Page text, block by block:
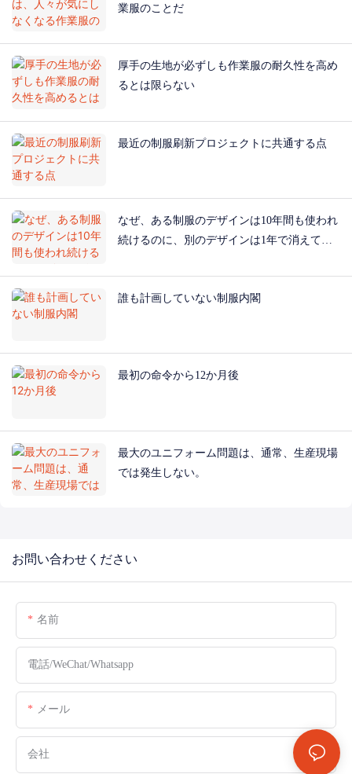
業服のことだ
厚手の生地が必ずしも作業服の耐久性を高め
るとは限らない
最近の制服刷新プロジェクトに共通する点
なぜ、ある制服のデザインは10年間も使われ
続けるのに、別のデザインは1年で消えてし
誰も計画していない制服内閣
最初の命令から12か月後
最大のユニフォーム問題は、通常、生産現場
では発生しない。
お問い合わせください
名前
電話/WeChat/Whatsapp
メール
会社